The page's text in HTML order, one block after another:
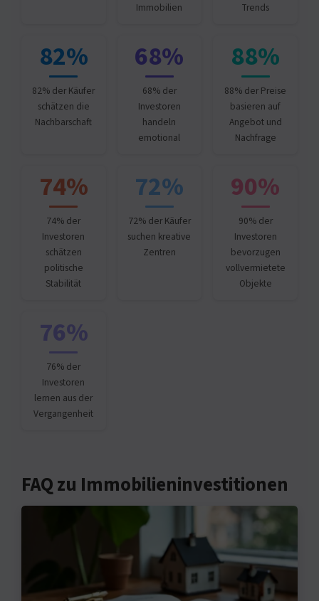
Immobilien
Trends
82%
82% der Käufer
schätzen die
Nachbarschaft
68%
68% der
Investoren
handeln
emotional
88%
88% der Preise
basieren auf
Angebot und
Nachfrage
74%
74% der
Investoren
schätzen
politische
Stabilität
72%
72% der Käufer
suchen kreative
Zentren
90%
90% der
Investoren
bevorzugen
vollvermietete
Objekte
76%
76% der
Investoren
lernen aus der
Vergangenheit
FAQ zu Immobilieninvestitionen